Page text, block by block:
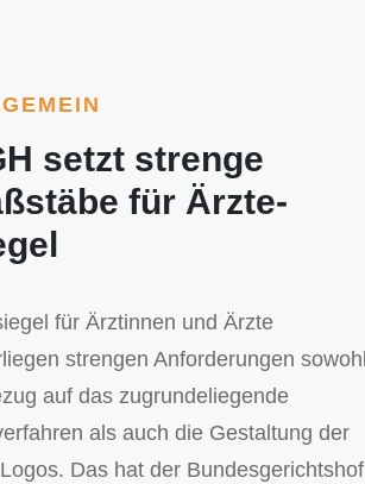
setzt strenge
für Ärzte-
für Ärztinnen und Ärzte
strengen Anforderungen sowohl
auf das zugrundeliegende
als auch die Gestaltung der
Das hat der Bundesgerichtshof